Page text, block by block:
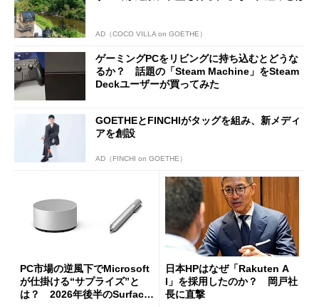
AD（COCO VILLA on GOETHE）
ゲーミングPCをリビングに持ち込むとどうな
るか？ 話題の「Steam Machine」をSteam
Deckユーザーが買ってみた
GOETHEとFINCHIがタッグを組み、新メディ
アを創設
AD（FINCHI on GOETHE）
PC市場の逆風下でMicrosoft
が仕掛ける“サプライズ”と
は？ 2026年後半のSurface
日本HPはなぜ「Rakuten A
I」を採用したのか？ 岡戸社
長に直撃